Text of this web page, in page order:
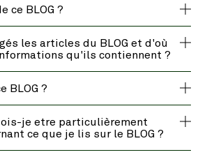
ce BLOG ?
les articles du BLOG et d'où
qu'ils contiennent ?
BLOG ?
je etre particulièrement
ce que je lis sur le BLOG ?